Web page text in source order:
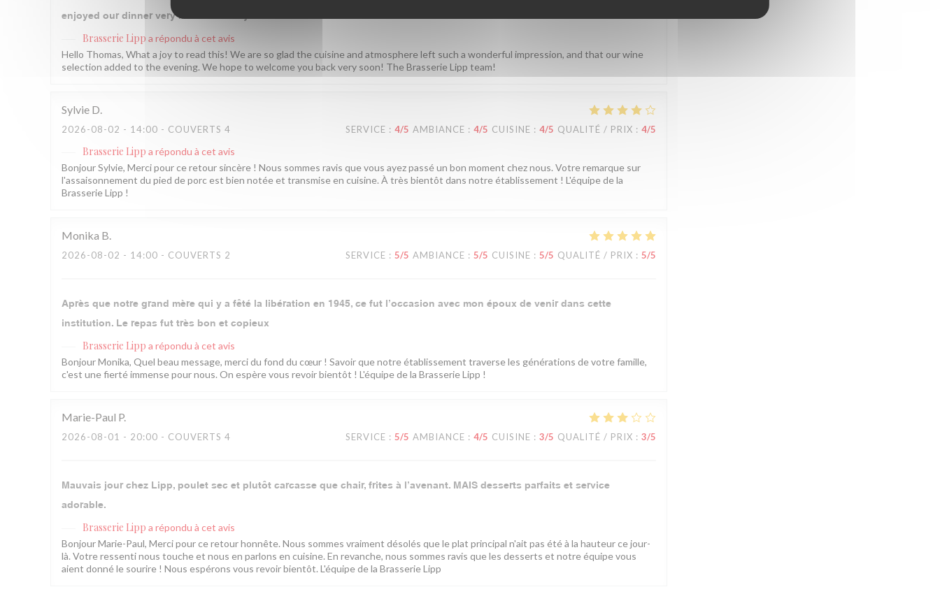
enjoyed our dinner very much! Thank you
Brasserie Lipp a répondu à cet avis
Hello Thomas, What a joy to read this! We are so glad the cuisine and atmosphere left such a wonderful impression, and that our wine
selection added to the evening. We hope to welcome you back very soon! The Brasserie Lipp team!
Sylvie D
2026-08-02 - 14:00 - COUVERTS 4 SERVICE : 4/5 AMBIANCE : 4/5 CUISINE : 4/5 QUALITÉ / PRIX : 4/5
Brasserie Lipp a répondu à cet avis
Bonjour Sylvie, Merci pour ce retour sincère ! Nous sommes ravis que vous ayez passé un bon moment chez nous. Votre remarque sur
l'assaisonnement du pied de porc est bien notée et transmise en cuisine. À très bientôt dans notre établissement ! L'équipe de la
Brasserie Lipp !
Monika B
2026-08-02 - 14:00 - COUVERTS 2 SERVICE : 5/5 AMBIANCE : 5/5 CUISINE : 5/5 QUALITÉ / PRIX : 5/5
Après que notre grand mère qui y a fêté la libération en 1945, ce fut l’occasion avec mon époux de venir dans cette
institution. Le repas fut très bon et copieux
Brasserie Lipp a répondu à cet avis
Bonjour Monika, Quel beau message, merci du fond du cœur ! Savoir que notre établissement traverse les générations de votre famille,
c'est une fierté immense pour nous. On espère vous revoir bientôt ! L'équipe de la Brasserie Lipp !
Marie-Paul P
2026-08-01 - 20:00 - COUVERTS 4 SERVICE : 5/5 AMBIANCE : 4/5 CUISINE : 3/5 QUALITÉ / PRIX : 3/5
Mauvais jour chez Lipp, poulet sec et plutôt carcasse que chair, frites à l’avenant. MAIS desserts parfaits et service
adorable.
Brasserie Lipp a répondu à cet avis
Bonjour Marie-Paul, Merci pour ce retour honnête. Nous sommes vraiment désolés que le plat principal n'ait pas été à la hauteur ce jour-
là. Votre ressenti nous touche et nous en parlons en cuisine. En revanche, nous sommes ravis que les desserts et notre équipe vous
aient donné le sourire ! Nous espérons vous revoir bientôt. L'équipe de la Brasserie Lipp